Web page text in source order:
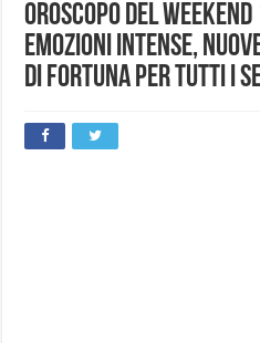
Oroscopo del
emozioni intense,
di fortuna per tutti i